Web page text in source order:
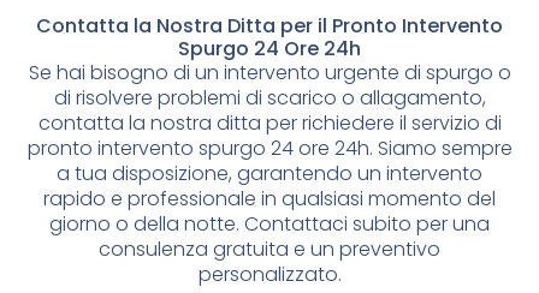
Contatta la Nostra Ditta per il Pronto Intervento
Spurgo 24 Ore 24h
Se hai bisogno di un intervento urgente di spurgo o
di risolvere problemi di scarico o allagamento,
contatta la nostra ditta per richiedere il servizio di
pronto intervento spurgo 24 ore 24h. Siamo sempre
a tua disposizione, garantendo un intervento
rapido e professionale in qualsiasi momento del
giorno o della notte. Contattaci subito per una
consulenza gratuita e un preventivo
personalizzato.